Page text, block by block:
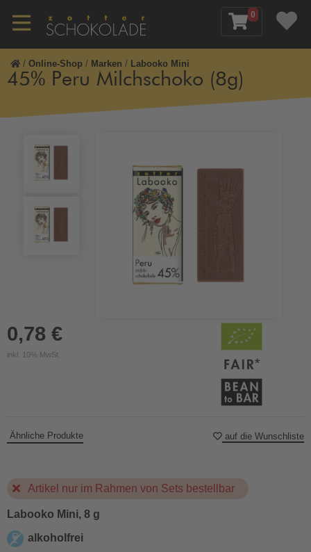
0
/ Online-Shop / Marken / Labooko Mini
45% Peru Milchschoko (8g)
0,78 €
inkl. 10% MwSt.
Artikel nur im Rahmen von Sets bestellbar
Labooko Mini, 8 g
alkoholfrei
auf die Wunschliste
Ähnliche Produkte